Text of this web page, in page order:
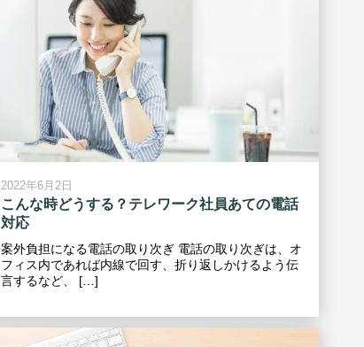
2022年6月2日
こんな時どうする？テレワーク社員あての電話
対応
案外負担になる電話の取り次ぎ 電話の取り次ぎは、オ
フィス内であれば内線で回す、折り返しかけるよう伝
言するなど、 […]